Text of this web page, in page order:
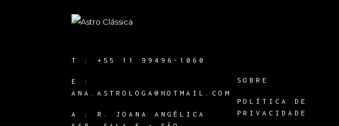
T : +55 11 99496-1060
E :
ANA.ASTROLOGA@HOTMAIL.COM
A :
R. JOANA ANGÉLICA
SOBRE
POLÍTICA DE
PRIVACIDADE